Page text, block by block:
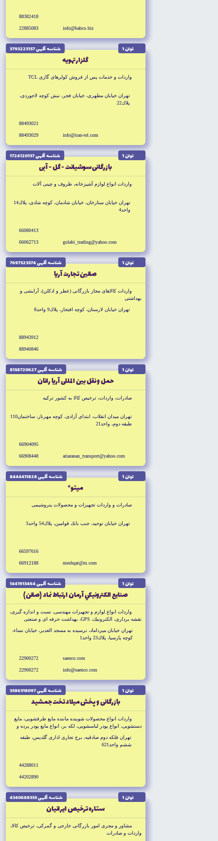
info@babco.biz
88382418
22885083
توان 1 شناسه آگهى 3793223157
گلزار تهويه
واردات و خدمات پس از فروش كولرهاى گازى TCL
تهران خيابان مطهرى، خيابان فجر، نبش كوچه لاجوردى،
پلاك22
info@iran-tel.com
88493021
88493029
توان 1 شناسه آگهى 1724120137
بازرگانى سوشيانت - گل - آبى
واردات انواع لوازم آشپزخانه، ظروف و چينى آلات
تهران خيابان ستارخان، خيابان شادمان، كوچه شادى، پلاك14
واحد4
golabi_trading@yahoo.com
66080413
66062713
توان 1 شناسه آگهى 7697523574
صائين تجارت آريا
واردات كالاهاى مجاز بازرگانى (عطر و ادكلن)، آرايشى و
بهداشتى
تهران خيابان لارستان، كوچه افتخار، پلاك9 واحد8
88943912
88940846
توان 1 شناسه آگهى 8158720627
حمل و نقل بين المللى آريا رانان
صادرات، واردات، ترخيص كالا به كشور تركيه
تهران ميدان انقلاب، ابتداى آزادى، كوچه مهرناز، ساختمان110
طبقه دوم، واحد21
ariaranan_transport@yahoo.com
66904095
66908448
توان 1 شناسه آگهى 8444411828
ميتو*
صادرات و واردات تجهيزات و محصولات پتروشيمى
تهران خيابان توحيد، جنب بانك قوامين، پلاك54 واحد3
meshqat@m.com
66597616
66912188
توان 1 شناسه آگهى 1441913464
صنايع الكترونيكي آرمان ارتباط نماد (صائن)
واردات انواع لوازم و تجهيزات مهندسى، تست و اندازه گيرى،
نقشه بردارى، الكترونيك، GPS، بهداشت حرفه اى و صنعتى
تهران خيابان ميرداماد، نرسيده به مسجد الغدير، خيابان نساء،
كوچه پارسيا، پلاك23 واحد1
saenco.com
info@saenco.com
22900272
22900272
توان 1 شناسه آگهى 3586318097
بازرگانى و پخش ميلاد تخت جمشيد
واردات انواع محصولات شوينده ماننده مايع ظرفشويى، مايع
دستشويى، انواع پودر لباسشويى، لكه بر، انواع مايع پودر پرده و
تهران فلكه دوم صادقيه، برج تجارى ادارى گلديس، طبقه
ششم واحد621
44288011
44202890
توان 1 شناسه آگهى 4340688355
ستاره ترخيص ايرانيان
مشاور و مجرى امور بازرگانى خارجى و گمركى، ترخيص كالا،
واردات و صادرات